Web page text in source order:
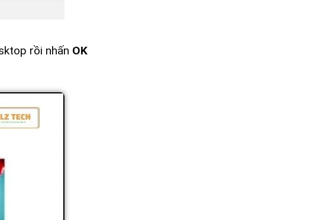
rồi nhấn OK